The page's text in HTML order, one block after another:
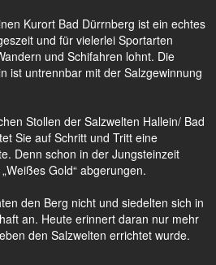
Kurort Bad Dürrnberg ist ein echtes
und für vielerlei Sportarten
und Schifahren lohnt. Die
ist untrennbar mit der Salzgewinnung
Stollen der Salzwelten Hallein/ Bad
Sie auf Schritt und Tritt eine
Denn schon in der Jungsteinzeit
Gold“ abgerungen.
den Berg nicht und siedelten sich in
an. Heute erinnert daran nur mehr
den Salzwelten errichtet wurde.